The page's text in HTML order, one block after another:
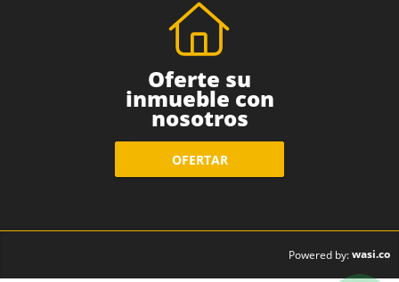
Oferte su
inmueble con
nosotros
OFERTAR
Powered by:wasi.co